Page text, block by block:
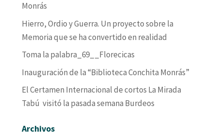
Monrás
Hierro, Ordio y Guerra. Un proyecto sobre la
Memoria que se ha convertido en realidad
Toma la palabra_69__Florecicas
Inauguración de la “Biblioteca Conchita Monrás”
El Certamen Internacional de cortos La Mirada
Tabú visitó la pasada semana Burdeos
Archivos